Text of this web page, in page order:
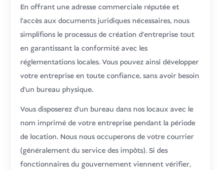
En offrant une adresse commerciale réputée et
l'accès aux documents juridiques nécessaires, nous
simplifions le processus de création d'entreprise tout
en garantissant la conformité avec les
réglementations locales. Vous pouvez ainsi développer
votre entreprise en toute confiance, sans avoir besoin
d'un bureau physique.
Vous disposerez d'un bureau dans nos locaux avec le
nom imprimé de votre entreprise pendant la période
de location. Nous nous occuperons de votre courrier
(généralement du service des impôts). Si des
fonctionnaires du gouvernement viennent vérifier,